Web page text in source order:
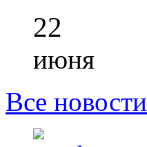
22
июня
Все новости